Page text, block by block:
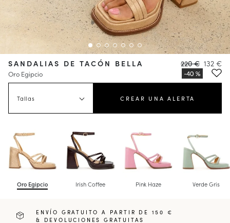
SANDALIAS DE TACÓN BELLA
Oro Egipcio
220 € 132 €
Tallas CREAR UNA ALERTA
Oro Egipcio Irish Coffee Pink Haze Verde Gris
ENVÍO GRATUITO A PARTIR DE 150 €
& DEVOLUCIONES GRATUITAS